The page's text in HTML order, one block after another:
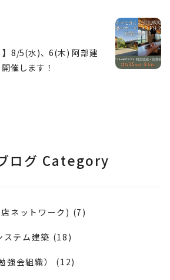
】8/5(水)、6(木) 阿部建
催します！
ログ Category
ネットワーク) (7)
ステム建築 (18)
強会組織） (12)